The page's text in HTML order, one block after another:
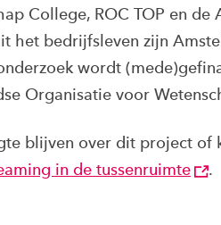
College, ROC TOP en
het bedrijfsleven zijn
wordt
Organisatie voor
blijven over dit project of
in de tussenruimte
.